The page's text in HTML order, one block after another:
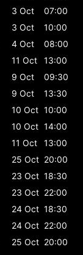
3 Oct
07:00
3 Oct
10:00
4 Oct
08:00
11 Oct
13:00
9 Oct
09:30
9 Oct
13:30
10 Oct 10:00
10 Oct 14:00
11 Oct
13:00
25 Oct 20:00
23 Oct 18:30
23 Oct 22:00
24 Oct 18:30
24 Oct 22:00
25 Oct 20:00